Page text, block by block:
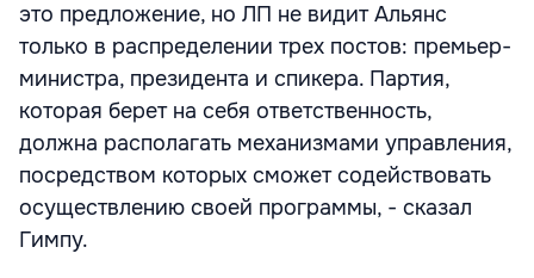
это предложение, но ЛП не видит Альянс
только в распределении трех постов: премьер-
министра, президента и спикера. Партия,
которая берет на себя ответственность,
должна располагать механизмами управления,
посредством которых сможет содействовать
осуществлению своей программы, - сказал
Гимпу.